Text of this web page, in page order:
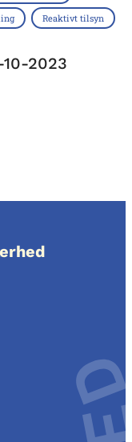
Reaktivt tilsyn
2023